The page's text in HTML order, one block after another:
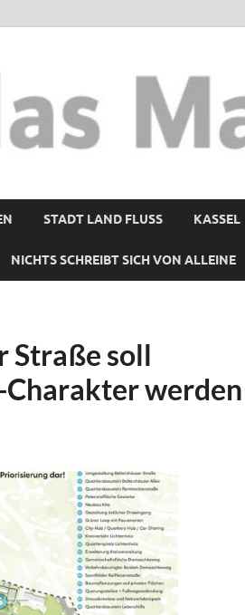
STADT LAND FLUSS KASSEL
NICHTS SCHREIBT SICH VON ALLEINE
Straße soll
werden